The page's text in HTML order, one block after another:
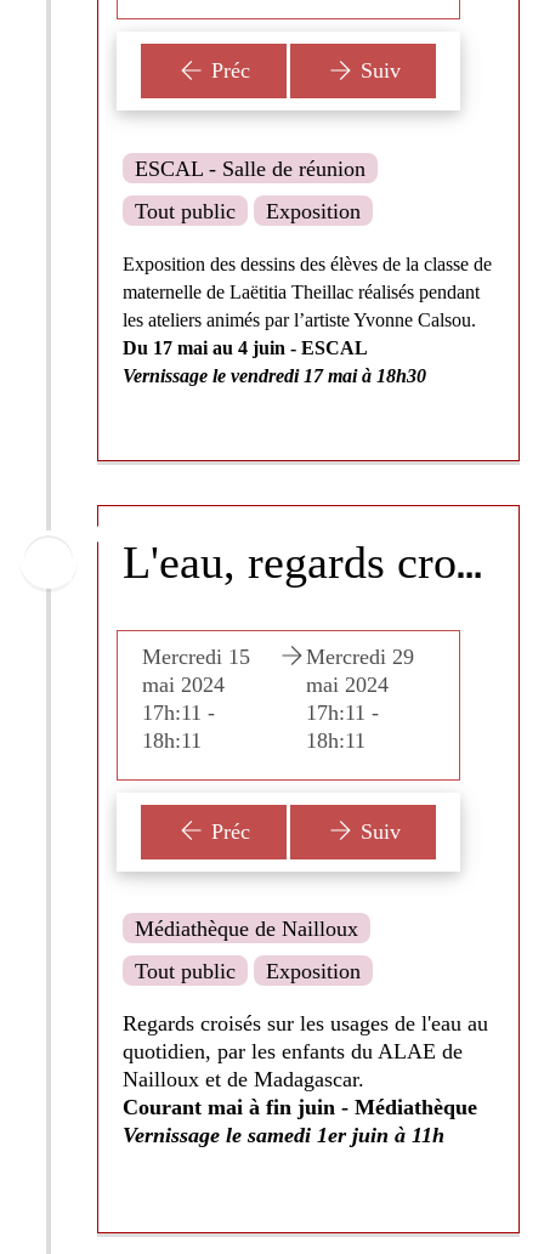
Préc Suiv
ESCAL - Salle de réunion
Tout public
Exposition
Exposition des dessins des élèves de la classe de
maternelle de Laëtitia Theillac réalisés pendant
les ateliers animés par l’artiste Yvonne Calsou.
Du 17 mai au 4 juin - ESCAL
Vernissage le vendredi 17 mai à 18h30
L
'eau, regards croisés d'enfants - Citoy'Liens et ALAE
Mercredi 15
mai 2024
17h:11 -
18h:11
Mercredi 29
mai 2024
17h:11 -
18h:11
Préc Suiv
Médiathèque de Nailloux
Tout public
Exposition
Regards croisés sur les usages de l'eau au
quotidien, par les enfants du ALAE de
Nailloux et de Madagascar.
Courant mai à fin juin - Médiathèque
Vernissage le samedi 1er juin à 11h